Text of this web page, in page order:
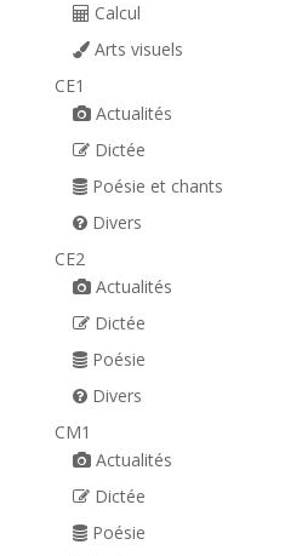
Calcul
Arts visuels
CE1
Actualités
Dictée
Poésie et chants
Divers
CE2
Actualités
Dictée
Poésie
Divers
CM1
Actualités
Dictée
Poésie